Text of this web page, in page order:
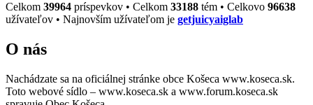
Celkom 39964 príspevkov • Celkom 33188 tém • Celkovo 96638
užívateľov • Najnovším užívateľom je getjuicyaiglab
O nás
Nachádzate sa na oficiálnej stránke obce Košeca www.koseca.sk.
Toto webové sídlo – www.koseca.sk a www.forum.koseca.sk